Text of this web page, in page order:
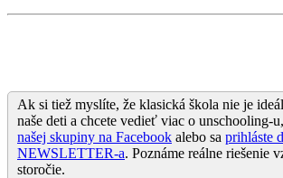
Ak si tiež myslíte, že klasická škola nie je
naše deti a chcete vedieť viac o unschooling-u,
našej skupiny na Facebook alebo sa prihláste
NEWSLETTER-a. Poznáme reálne riešenie
storočie.